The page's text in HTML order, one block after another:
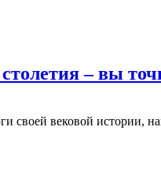
– вы
своей вековой истории,